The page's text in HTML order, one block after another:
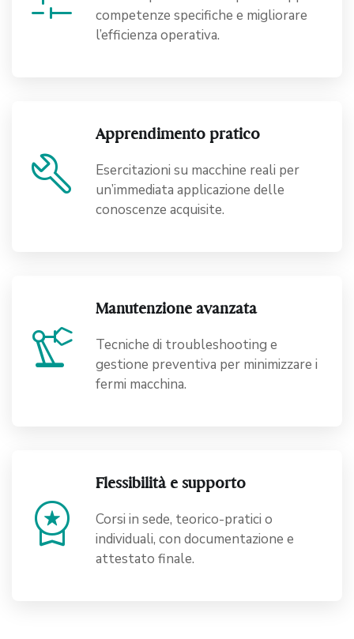
competenze specifiche e migliorare
l’efficienza operativa.
build
Apprendimento pratico
Esercitazioni su macchine reali per
un’immediata applicazione delle
conoscenze acquisite.
precision_manufacturing
Manutenzione avanzata
Tecniche di troubleshooting e
gestione preventiva per minimizzare i
fermi macchina.
workspace_premium
Flessibilità e supporto
Corsi in sede, teorico-pratici o
individuali, con documentazione e
attestato finale.